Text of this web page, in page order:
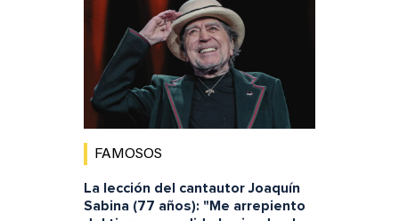
FAMOSOS
La lección del cantautor Joaquín
Sabina (77 años): "Me arrepiento